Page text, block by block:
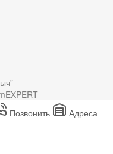
Позвонить Адреса